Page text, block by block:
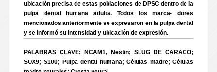
ubicación precisa de estas poblaciones de DPSC dentro de la
pulpa dental humana adulta. Todos los marca- dores
mencionados anteriormente se expresaron en la pulpa dental
y se informó su intensidad y ubicación de expresión.
PALABRAS CLAVE: NCAM1, Nestin; SLUG DE CARACO;
SOX9; S100; Pulpa dental humana; Células madre; Células